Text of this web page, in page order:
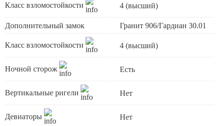
Класс взломостойкости 4 (высший)
Дополнительный замок Гранит 906/Гардиан 30.01
Класс взломостойкости 4 (высший)
Ночной сторож Есть
Вертикальные ригели Нет
Девиаторы Нет